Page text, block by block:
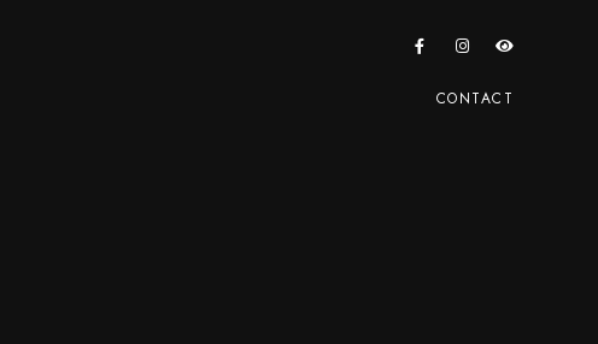
CONTACT